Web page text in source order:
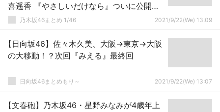
喜遥香 『やさしいだけなら』ついに公開
へ！！！！！！！！！！！！
乃木坂46まとめ 1/46 2021/9/22(We) 13:09
【日向坂46】佐々木久美、大阪→東京→大阪
の大移動！？次回『みえる』最終回
日向坂46まとめもり～ 2021/9/22(We) 13:07
【文春砲】乃木坂46・星野みなみが4歳年上